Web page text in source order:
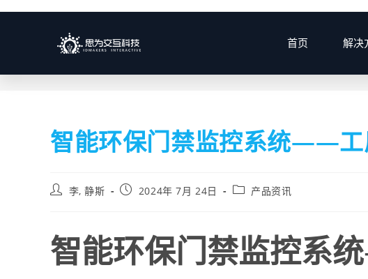
首页 解决
博客
智能环保门禁监控系统——工
李, 静斯 2024年 7月 24日 产品资讯
智能环保门禁监控系统